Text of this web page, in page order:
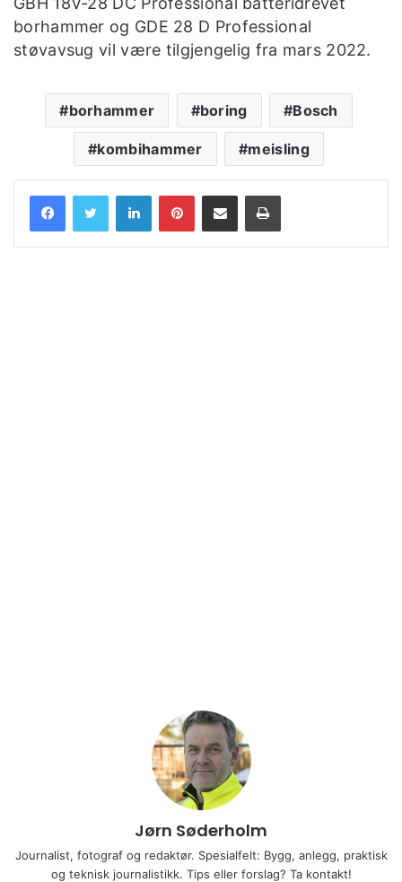
borhammer og GDE 28 D Professional
støvavsug vil være tilgjengelig fra mars 2022.
borhammer boring Bosch
kombihammer meisling
LinkedInPinterestShare via Email Print
Jørn Søderholm
Journalist, fotograf og redaktør. Spesialfelt: Bygg, anlegg, praktisk
og teknisk journalistikk. Tips eller forslag? Ta kontakt!